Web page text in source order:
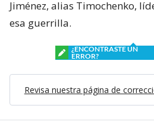
Jiménez, alias Timochenko,
esa guerrilla.
¿ENCONTRASTE UN
ERROR?
Revisa nuestra página de